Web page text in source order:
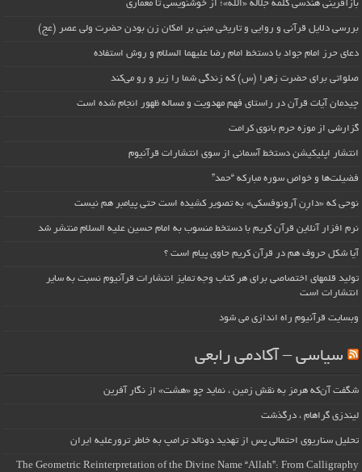
بازآفرینی هندسی کلمه جلاله «الله»؛ از خوشنویسی تا معماری
بررسی دلایل قرآنی و روایی و تاریخی مبنی بر امکان زن بودن حضرت ولی عصر (عج)
دعای حرز امام جواد با دستخط امام رضا علیهما السلام و روش استفاده
صلواتی برای حضرت زهرا (س) که زندگی شما را زیر و رو می‌کند
چیدمان آیات قرآن در راستای فهم مهدویت و مساله ظهور انجام شده است
گزارشی از موزه حرم بانوی کرامت
انتشار اپلیکیشن دستخط آسمانی از سوی انتشارات قرآنیوم
فضیلت‌ها و خواص سوره مبارکه “حمد”
نوحی که «دارِن آرونوفسکی» به تصویر کشیده است حتی پیامبر هم نیست
نرم افزار آنلاین قرآن کریم با دستخط منسوب به امام حسین علیه السلام منتشر شد
آیا شکل حروف هم در قرآن کریم حاوی پیام است ؟
تولید قلمهای اختصاصی برای هر کتاب وجه تمایز انتشارات قرآنیوم نسبت به سایر
انتشارات است
وبسایت قرآنیوم راه اندازی می شود
سیاسی – آکادمی رابعی
شگفت آن‌که هرمز به نقش زمین ، نماید چو «هشت» از نگار آفرین
لیندزی گراهام ، درگذشت
تحلیل سناریوی احتمالی پس از تهدید دونالد ترامپ به خاطر ترورعلیه ایران
The Geometric Reinterpretation of the Divine Name “Allah”: From Calligraphy